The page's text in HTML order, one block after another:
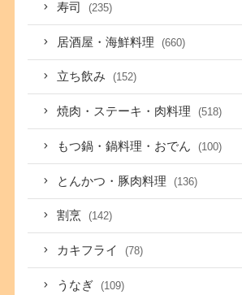
寿司 (235)
居酒屋・海鮮料理 (660)
立ち飲み (152)
焼肉・ステーキ・肉料理 (518)
もつ鍋・鍋料理・おでん (100)
とんかつ・豚肉料理 (136)
割烹 (142)
カキフライ (78)
うなぎ (109)